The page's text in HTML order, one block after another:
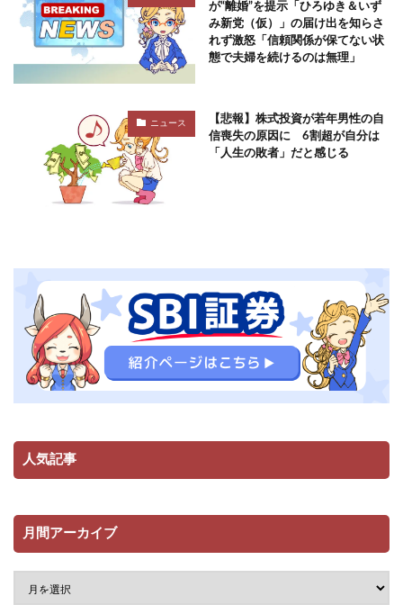
が“離婚”を提示「ひろゆき＆いず
み新党（仮）」の届け出を知らさ
れず激怒「信頼関係が保てない状
態で夫婦を続けるのは無理」
ニュース
【悲報】株式投資が若年男性の自
信喪失の原因に 6割超が自分は
「人生の敗者」だと感じる
人気記事
月間アーカイブ